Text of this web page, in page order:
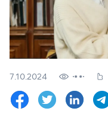
Перевірити рівень
Залишити заявку
Мова сайту
7.10.2024